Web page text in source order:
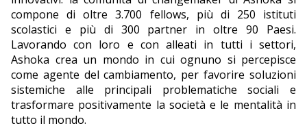
compone di oltre 3.700 fellows, più di 250 istituti
scolastici e più di 300 partner in oltre 90 Paesi.
Lavorando con loro e con alleati in tutti i settori,
Ashoka crea un mondo in cui ognuno si percepisce
come agente del cambiamento, per favorire soluzioni
sistemiche alle principali problematiche sociali e
trasformare positivamente la società e le mentalità in
tutto il mondo.